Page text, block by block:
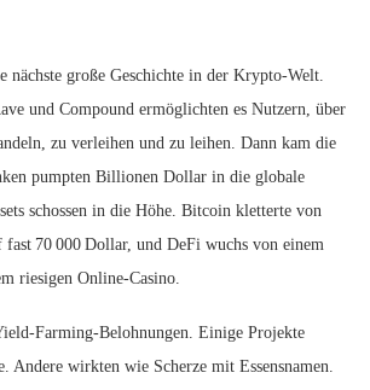
nächste große Geschichte in der Krypto‑Welt.
und Compound ermöglichten es Nutzern, über
zu verleihen und zu leihen. Dann kam die
pumpten Billionen Dollar in die globale
schossen in die Höhe. Bitcoin kletterte von
70 000 Dollar, und DeFi wuchs von einem
riesigen Online‑Casino.
Einige Projekte
Andere wirkten wie Scherze mit Essensnamen.